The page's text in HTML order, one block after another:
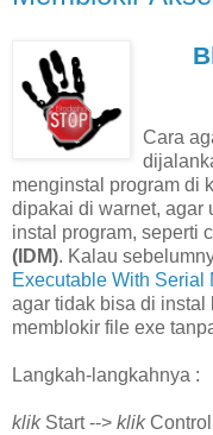
Cara
menginstal program di
dipakai di warnet, agar
instal program, seperti
(IDM). Kalau
Executable With Serial
agar tidak bisa di instal
memblokir file exe
Langkah-langkahnya :
klikStart --> klik